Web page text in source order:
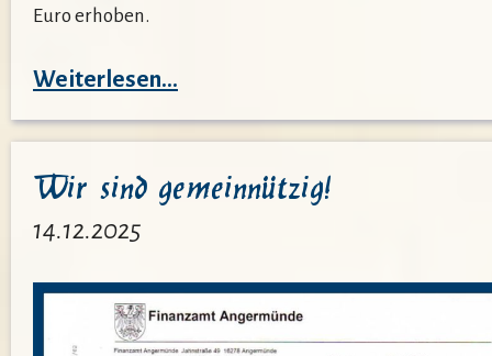
Euro erhoben.
Weiterlesen…
Vom
Umgang
miteinander
Wir sind gemeinnützig!
14.12.2025